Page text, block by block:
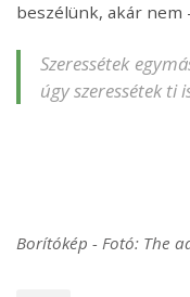
beszélünk, akár nem
Szeressétek
úgy szeressétek ti
Borítókép - Fotó: The